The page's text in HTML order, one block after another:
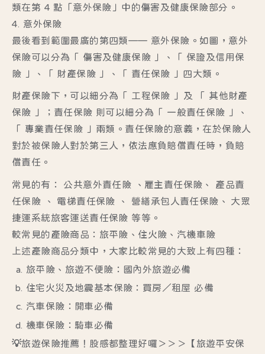
類在第 4 點「意外保險」中的傷害及健康保險部分。
4. 意外保險
最後看到範圍最廣的第四類—— 意外保險。如圖，意外
保險可以分為「 傷害及健康保險 」、「 保證及信用保
險 」、「 財產保險 」、「 責任保險 」四大類。
財產保險下，可以細分為「 工程保險 」及 「 其他財產
保險 」；責任保險 則可以細分為「 一般責任保險 」、
「 專業責任保險 」兩類。責任保險的意義，在於保險人
對於被保險人對於第三人，依法應負賠償責任時，負賠
償責任。
常見的有： 公共意外責任險 、雇主責任保險、 產品責
任保險 、 電梯責任保險 、 營繕承包人責任保險、 大眾
捷運系統旅客運送責任保險 等等。
較常見的產險商品：旅平險、住火險、汽機車險
上述產險商品分類中，大家比較常見的大致上有四種：
旅平險、旅遊不便險：國內外旅遊必備
住宅火災及地震基本保險：買房／租屋 必備
汽車保險：開車必備
機車保險：騎車必備
💡旅遊保險推薦！股感都整理好囉＞＞＞
【旅遊平安保